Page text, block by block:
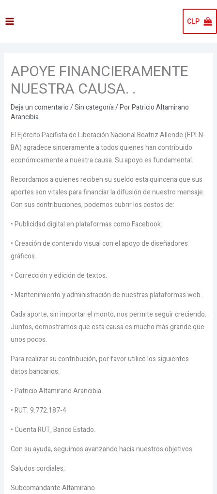
CLP
APOYE FINANCIERAMENTE
NUESTRA CAUSA. .
Deja un comentario/Sin categoría/ PorPatricio Altamirano
Arancibia
El Ejército Pacifista de Liberación Nacional Beatriz Allende (EPLN-
BA) agradece sinceramente a todos quienes han contribuido
económicamente a nuestra causa. Su apoyo es fundamental.
Recordamos a quienes reciben su sueldo esta quincena que sus
aportes son vitales para financiar la difusión de nuestro mensaje.
Con sus contribuciones, podemos cubrir los costos de:
•Publicidad digital en plataformas como Facebook.
• Creación de contenido visual con el apoyo de diseñadores
gráficos.
• Corrección y edición de textos.
• Mantenimiento y administración de nuestras plataformas web .
Cada aporte, sin importar el monto, nos permite seguir creciendo.
Juntos, demostramos que esta causa es mucho más grande que
unos pocos.
Para realizar su contribución, por favor utilice los siguientes
datos bancarios:
• Patricio Altamirano Arancibia
• RUT: 9.772.187-4
• Cuenta RUT, Banco Estado.
Con su ayuda, seguimos avanzando hacia nuestros objetivos.
Saludos cordiales,
Subcomandante Altamirano